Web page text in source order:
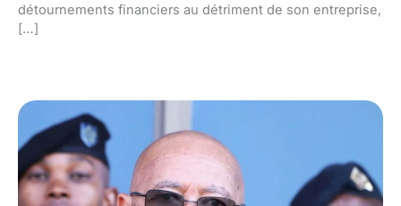
détournements financiers au détriment de son entreprise,
[…]